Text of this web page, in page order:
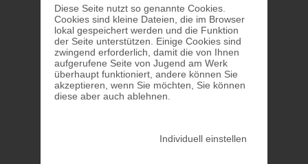
Diese Seite nutzt so genannte Cookies.
Cookies sind kleine Dateien, die im Browser
lokal gespeichert werden und die Funktion
der Seite unterstützen. Einige Cookies sind
zwingend erforderlich, damit die von Ihnen
aufgerufene Seite von Jugend am Werk
überhaupt funktioniert, andere können Sie
akzeptieren, wenn Sie möchten, Sie können
diese aber auch ablehnen.
Individuell einstellen